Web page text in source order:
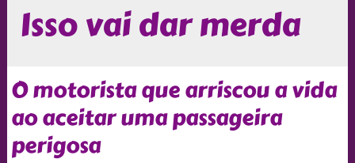
Isso vai dar merda
O motorista que arriscou a vida
ao aceitar uma passageira
perigosa